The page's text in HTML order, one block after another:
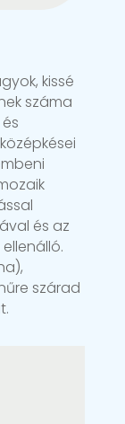
kissé
száma
és az
szárad